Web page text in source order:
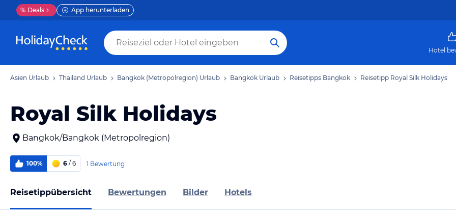
% Deals App herunterladen
Hotel
Asien Urlaub Thailand Urlaub Bangkok (Metropolregion) Urlaub Bangkok Urlaub Reisetipps Bangkok Reisetipp Royal Silk Holidays
Royal Silk Holidays
Bangkok/Bangkok (Metropolregion)
100% 6 / 6 1 Bewertung
Reisetippübersicht Bewertungen Bilder Hotels